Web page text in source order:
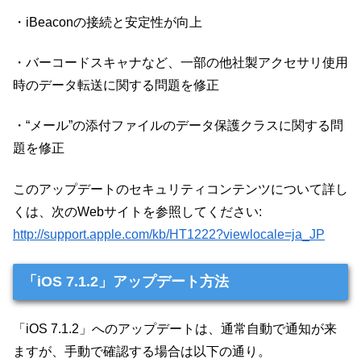
・iBeaconの接続と安定性が向上
・バーコードスキャナなど、一部の他社製アクセサリ使用
時のデータ転送に関する問題を修正
・“メール”の添付ファイルのデータ保護クラスに関する問
題を修正
このアップデートのセキュリティコンテンツについて詳し
くは、次のWebサイトを参照してください:
http://support.apple.com/kb/HT1222?viewlocale=ja_JP
「iOS 7.1.2」アップデート方法
「iOS 7.1.2」へのアップデートは、通常自動で通知が来
ますが、手動で確認する場合は以下の通り。